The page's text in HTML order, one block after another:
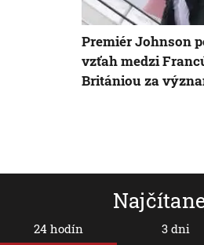
24 hodín 3 dni
Premiér Johnson
vzťah medzi
Britániou za